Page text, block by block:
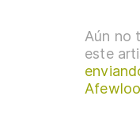
Aún no
este